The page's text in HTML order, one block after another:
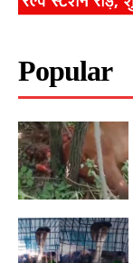
Popular